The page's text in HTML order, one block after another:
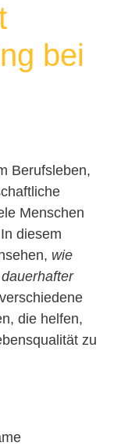
bei
Berufsleben,
Menschen
diesem
wie
die helfen,
zu